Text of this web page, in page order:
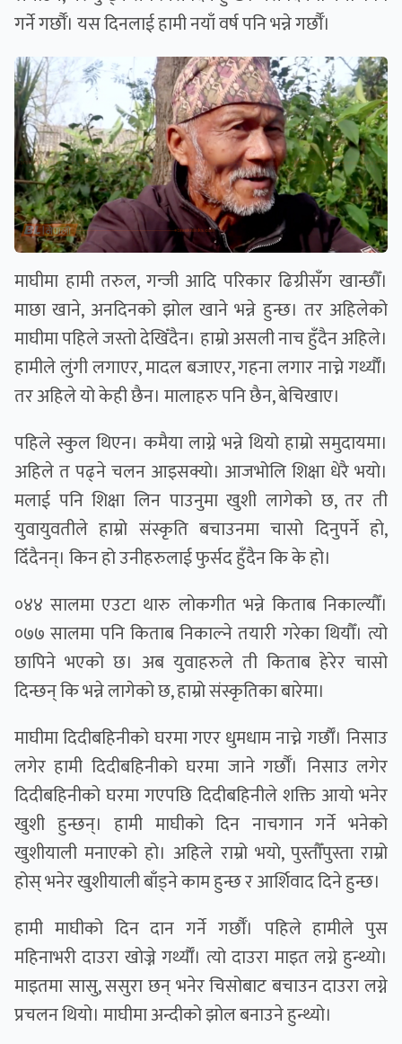
गर्ने गर्छौँ। यस दिनलाई हामी नयाँ वर्ष पनि भन्ने गर्छौँ।
माघीमा हामी तरुल, गन्जी आदि परिकार ढिग्रीसँग खान्छौँ।
माछा खाने, अनदिनको झोल खाने भन्ने हुन्छ। तर अहिलेको
माघीमा पहिले जस्तो देखिँदैन। हाम्रो असली नाच हुँदैन अहिले।
हामीले लुंगी लगाएर, मादल बजाएर, गहना लगार नाच्ने गर्थ्याैँ।
तर अहिले यो केही छैन। मालाहरु पनि छैन, बेचिखाए।
पहिले स्कुल थिएन। कमैया लाग्ने भन्ने थियो हाम्रो समुदायमा।
अहिले त पढ्ने चलन आइसक्यो। आजभोलि शिक्षा धेरै भयो।
मलाई पनि शिक्षा लिन पाउनुमा खुशी लागेको छ, तर ती
युवायुवतीले हाम्रो संस्कृति बचाउनमा चासो दिनुपर्ने हो,
दिँदैनन्। किन हो उनीहरुलाई फुर्सद हुँदैन कि के हो।
०४४ सालमा एउटा थारु लोकगीत भन्ने किताब निकाल्यौँ।
०७७ सालमा पनि किताब निकाल्ने तयारी गरेका थियौँ। त्यो
छापिने भएको छ। अब युवाहरुले ती किताब हेरेर चासो
दिन्छन् कि भन्ने लागेको छ, हाम्रो संस्कृतिका बारेमा।
माघीमा दिदीबहिनीको घरमा गएर धुमधाम नाच्ने गर्छाैँ। निसाउ
लगेर हामी दिदीबहिनीको घरमा जाने गर्छौँ। निसाउ लगेर
दिदीबहिनीको घरमा गएपछि दिदीबहिनीले शक्ति आयो भनेर
खुशी हुन्छन्। हामी माघीको दिन नाचगान गर्ने भनेको
खुशीयाली मनाएको हो। अहिले राम्रो भयो, पुस्तौँपुस्ता राम्रो
होस् भनेर खुशीयाली बाँड्ने काम हुन्छ र आर्शिवाद दिने हुन्छ।
हामी माघीको दिन दान गर्ने गर्छौँ। पहिले हामीले पुस
महिनाभरी दाउरा खाेज्ने गर्थ्याैँ। त्यो दाउरा माइत लग्ने हुन्थ्यो।
माइतमा सासु, ससुरा छन् भनेर चिसोबाट बचाउन दाउरा लग्ने
प्रचलन थियो। माघीमा अन्दीको झोल बनाउने हुन्थ्यो।